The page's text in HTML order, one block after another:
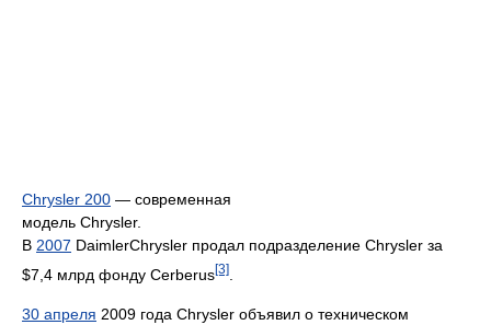
Chrysler 200 — современная
модель Chrysler.
В 2007 DaimlerChrysler продал подразделение Chrysler за
$7,4 млрд фонду Cerberus[3]
30 апреля 2009 года Chrysler объявил о техническом